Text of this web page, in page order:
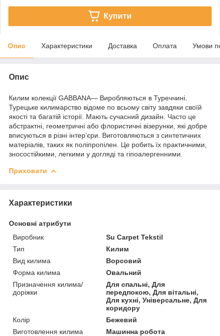
Купити
Опис Характеристики Доставка Оплата Умови
Опис
Килим колекції GABBANA— Виробляються в Туреччині.
Турецьке килимарство відоме по всьому світу завдяки своїй
якості та багатій історії. Мають сучасний дизайн. Часто це
абстрактні, геометричні або флористичні візерунки, які добре
вписуються в різні інтер’єри. Виготовляються з синтетичних
матеріалів, таких як поліпропілен. Це робить їх практичними,
зносостійкими, легкими у догляді та гіпоалергенними.
Приховати
Характеристики
Основні атрибути
Виробник
Su Carpet Tekstil
Тип
Килим
Вид килима
Ворсовий
Форма килима
Овальний
Призначення килима/
доріжки
Для спальні, Для
передпокою, Для вітальні,
Для кухні, Універсальне, Для
коридору
Колір
Бежевий
Виготовлення килима
Машинна робота